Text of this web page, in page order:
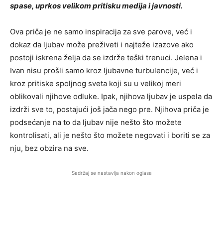
spase, uprkos velikom pritisku medija i javnosti.
Ova priča je ne samo inspiracija za sve parove, već i
dokaz da ljubav može preživeti i najteže izazove ako
postoji iskrena želja da se izdrže teški trenuci. Jelena i
Ivan nisu prošli samo kroz ljubavne turbulencije, već i
kroz pritiske spoljnog sveta koji su u velikoj meri
oblikovali njihove odluke. Ipak, njihova ljubav je uspela da
izdrži sve to, postajući još jača nego pre. Njihova priča je
podsećanje na to da ljubav nije nešto što možete
kontrolisati, ali je nešto što možete negovati i boriti se za
nju, bez obzira na sve.
Sadržaj se nastavlja nakon oglasa